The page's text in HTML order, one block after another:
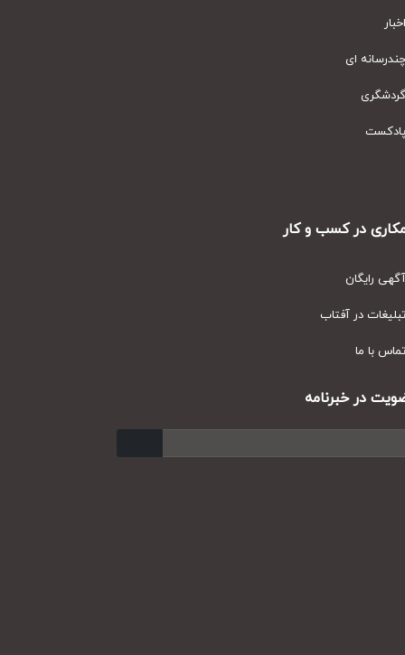
ای
در کسب و کار
رایگان
در آفتاب
با ما
در خبرنامه